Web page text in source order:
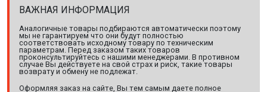
ВАЖНАЯ ИНФОРМАЦИЯ
Аналогичные товары подбираются автоматически поэтому
мы не гарантируем что они будут полностью
соответствовать исходному товару по техническим
параметрам. Перед заказом таких товаров
проконсультируйтесь с нашими менеджерами. В противном
случае Вы действуете на свой страх и риск, такие товары
возврату и обмену не подлежат.
Оформляя заказ на сайте, Вы тем самым даете полное